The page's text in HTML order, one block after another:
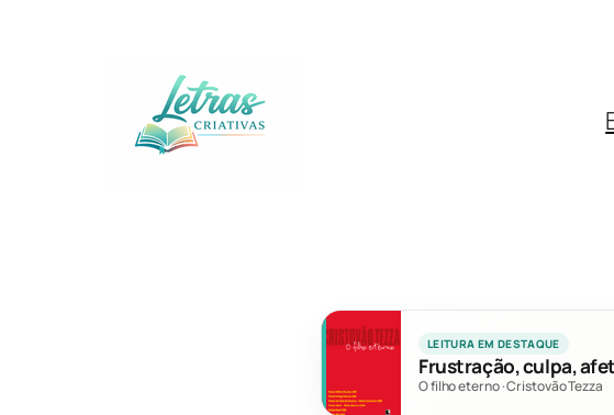
LEITURA EM DESTAQUE
Frustração, culpa,
O filho eterno·Cristovão Tezza